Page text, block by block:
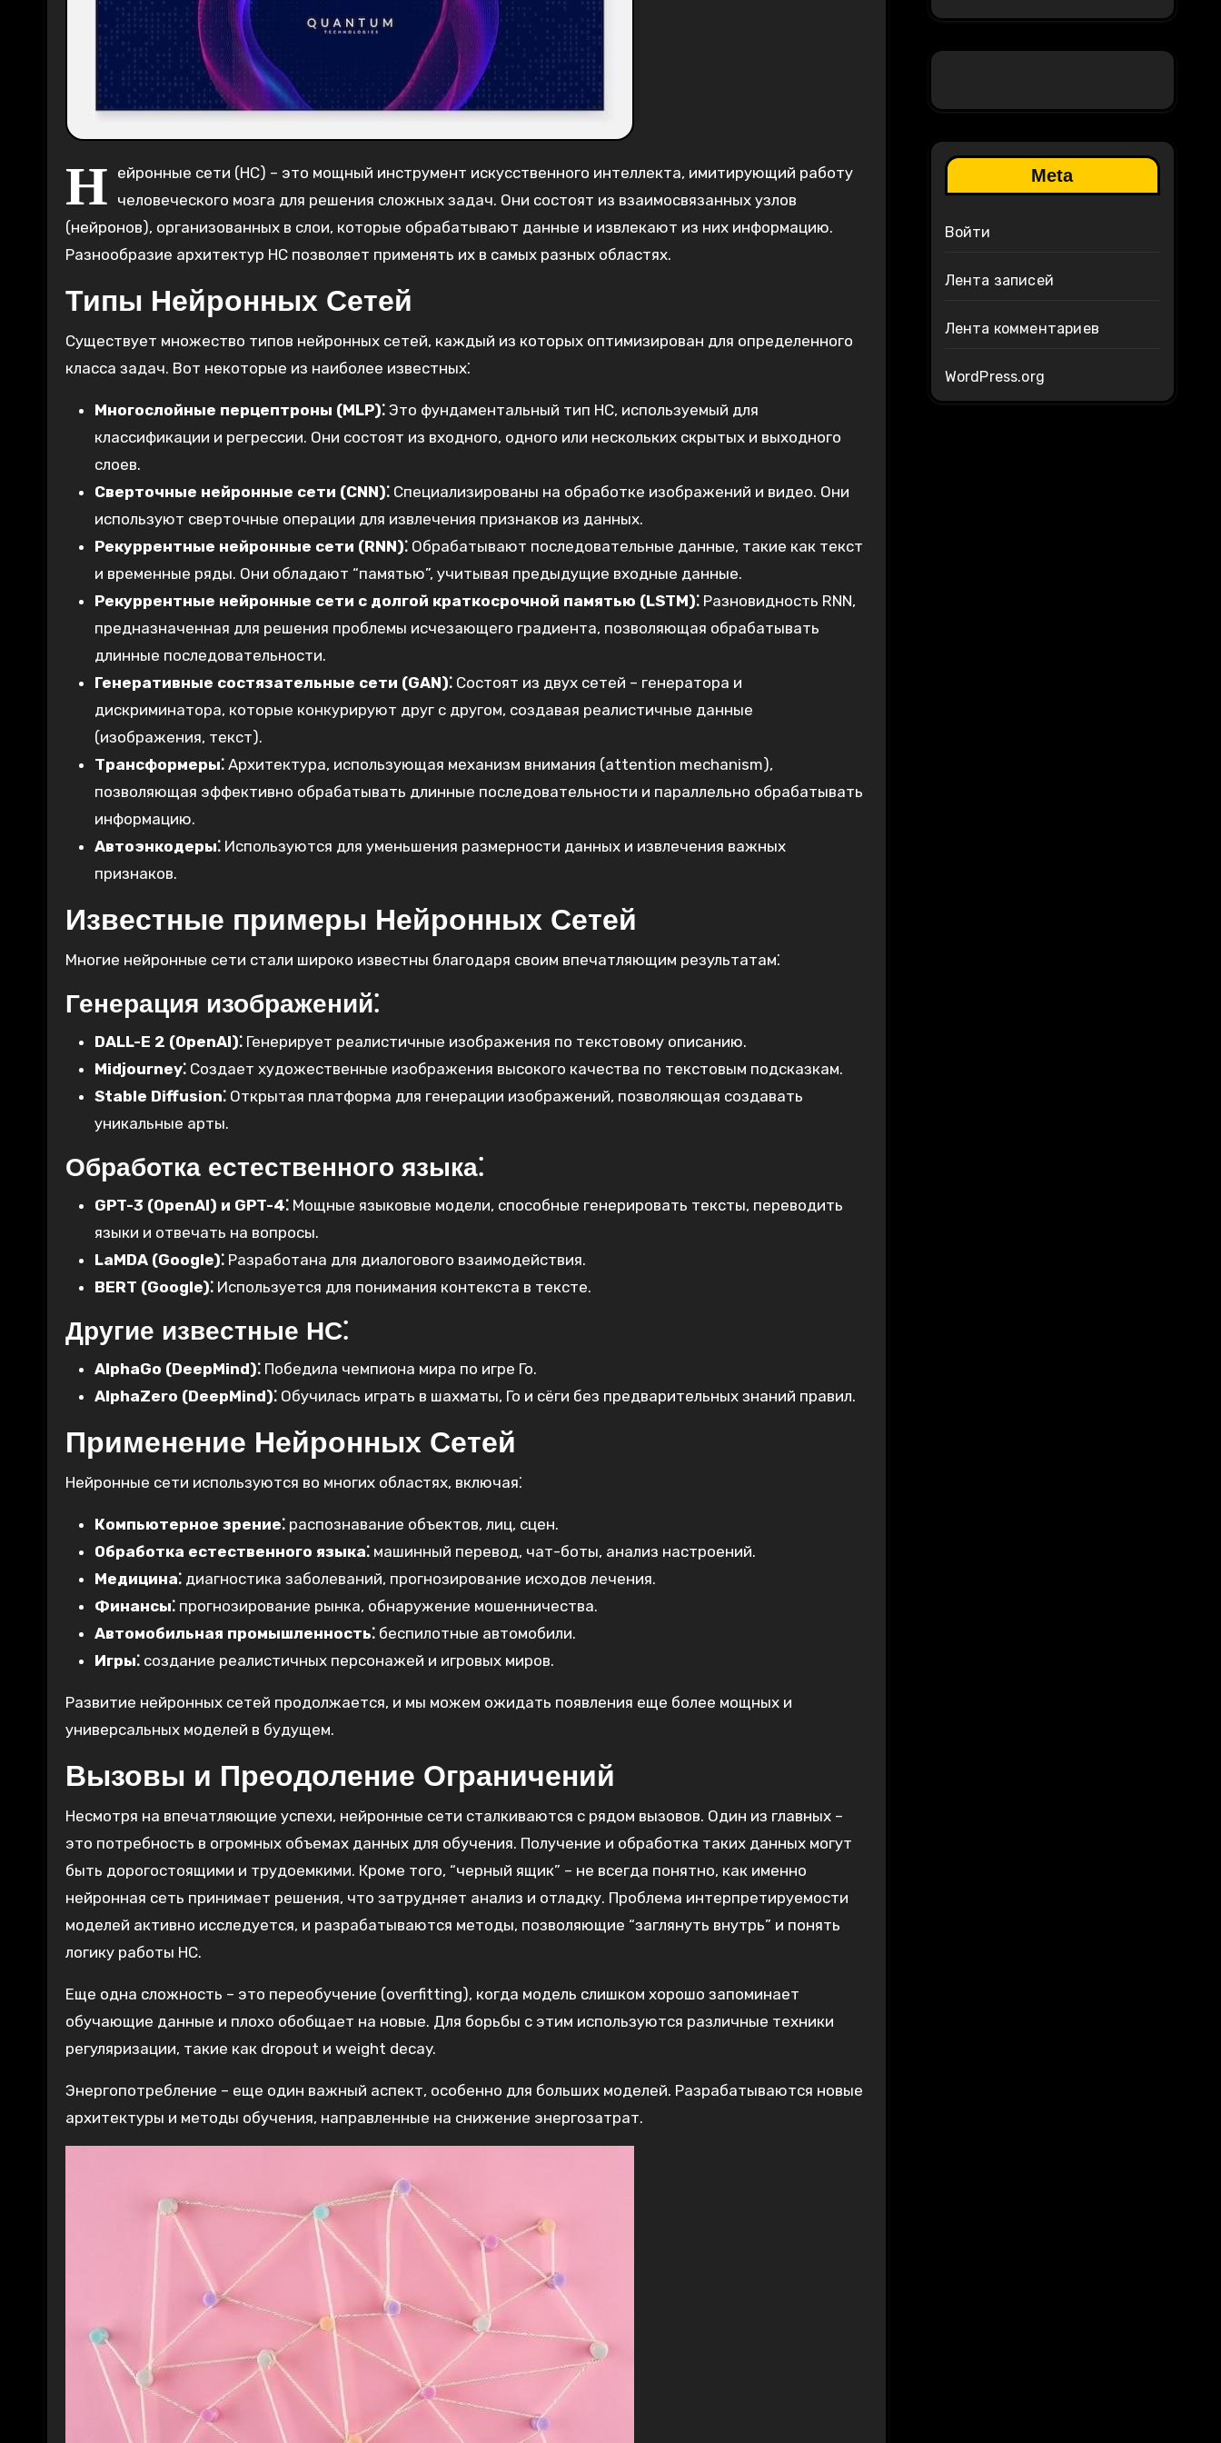
Н ейронные сети (НС) – это мощный инструмент искусственного интеллекта, имитирующий работу
человеческого мозга для решения сложных задач. Они состоят из взаимосвязанных узлов
(нейронов), организованных в слои, которые обрабатывают данные и извлекают из них информацию.
Разнообразие архитектур НС позволяет применять их в самых разных областях.
Типы Нейронных Сетей
Существует множество типов нейронных сетей, каждый из которых оптимизирован для определенного
класса задач. Вот некоторые из наиболее известных⁚
Многослойные перцептроны (MLP)⁚ Это фундаментальный тип НС, используемый для
классификации и регрессии. Они состоят из входного, одного или нескольких скрытых и выходного
слоев.
Сверточные нейронные сети (CNN)⁚ Специализированы на обработке изображений и видео. Они
используют сверточные операции для извлечения признаков из данных.
Рекуррентные нейронные сети (RNN)⁚ Обрабатывают последовательные данные, такие как текст
и временные ряды. Они обладают “памятью”, учитывая предыдущие входные данные.
Рекуррентные нейронные сети с долгой краткосрочной памятью (LSTM)⁚ Разновидность RNN,
предназначенная для решения проблемы исчезающего градиента, позволяющая обрабатывать
длинные последовательности.
Генеративные состязательные сети (GAN)⁚ Состоят из двух сетей – генератора и
дискриминатора, которые конкурируют друг с другом, создавая реалистичные данные
(изображения, текст).
Трансформеры⁚ Архитектура, использующая механизм внимания (attention mechanism),
позволяющая эффективно обрабатывать длинные последовательности и параллельно обрабатывать
информацию.
Автоэнкодеры⁚ Используются для уменьшения размерности данных и извлечения важных
признаков.
Известные примеры Нейронных Сетей
Многие нейронные сети стали широко известны благодаря своим впечатляющим результатам⁚
Генерация изображений⁚
DALL-E 2 (OpenAI)⁚ Генерирует реалистичные изображения по текстовому описанию.
Midjourney⁚ Создает художественные изображения высокого качества по текстовым подсказкам.
Stable Diffusion⁚ Открытая платформа для генерации изображений, позволяющая создавать
уникальные арты.
Обработка естественного языка⁚
GPT-3 (OpenAI) и GPT-4⁚ Мощные языковые модели, способные генерировать тексты, переводить
языки и отвечать на вопросы.
LaMDA (Google)⁚ Разработана для диалогового взаимодействия.
BERT (Google)⁚ Используется для понимания контекста в тексте.
Другие известные НС⁚
AlphaGo (DeepMind)⁚ Победила чемпиона мира по игре Го.
AlphaZero (DeepMind)⁚ Обучилась играть в шахматы, Го и сёги без предварительных знаний правил.
Применение Нейронных Сетей
Нейронные сети используются во многих областях, включая⁚
Компьютерное зрение⁚ распознавание объектов, лиц, сцен.
Обработка естественного языка⁚ машинный перевод, чат-боты, анализ настроений.
Медицина⁚ диагностика заболеваний, прогнозирование исходов лечения.
Финансы⁚ прогнозирование рынка, обнаружение мошенничества.
Автомобильная промышленность⁚ беспилотные автомобили.
Игры⁚ создание реалистичных персонажей и игровых миров.
Развитие нейронных сетей продолжается, и мы можем ожидать появления еще более мощных и
универсальных моделей в будущем.
Вызовы и Преодоление Ограничений
Несмотря на впечатляющие успехи, нейронные сети сталкиваются с рядом вызовов. Один из главных –
это потребность в огромных объемах данных для обучения. Получение и обработка таких данных могут
быть дорогостоящими и трудоемкими. Кроме того, “черный ящик” – не всегда понятно, как именно
нейронная сеть принимает решения, что затрудняет анализ и отладку. Проблема интерпретируемости
моделей активно исследуется, и разрабатываются методы, позволяющие “заглянуть внутрь” и понять
логику работы НС.
Еще одна сложность – это переобучение (overfitting), когда модель слишком хорошо запоминает
обучающие данные и плохо обобщает на новые. Для борьбы с этим используются различные техники
регуляризации, такие как dropout и weight decay.
Энергопотребление – еще один важный аспект, особенно для больших моделей. Разрабатываются новые
архитектуры и методы обучения, направленные на снижение энергозатрат.
Meta
Войти
Лента записей
Лента комментариев
WordPress.org